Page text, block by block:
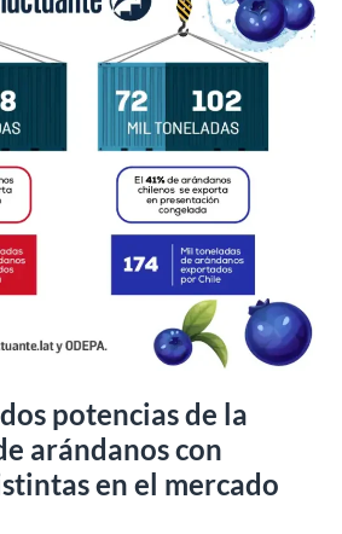
potencias de la
arándanos con
en el mercado